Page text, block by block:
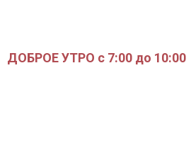
ДОБРОЕ УТРО с 7:00 до 10:00